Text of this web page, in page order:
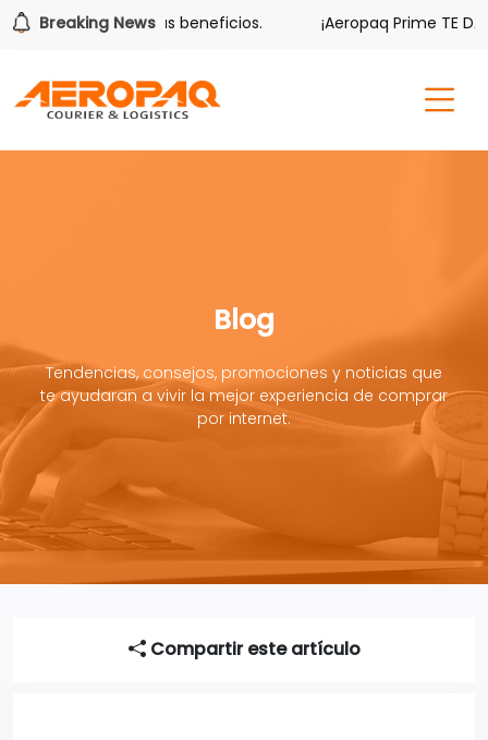
Breaking News
también tiene sus beneficios. ¡Aeropaq Prime TE DA
Blog
Tendencias, consejos, promociones y noticias que
te ayudaran a vivir la mejor experiencia de comprar
por internet.
Compartir este artículo